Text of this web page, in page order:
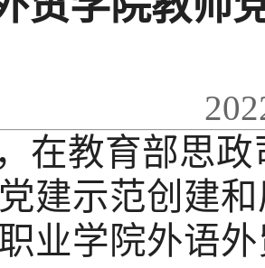
在教育部思
建示范创建
业学院外语